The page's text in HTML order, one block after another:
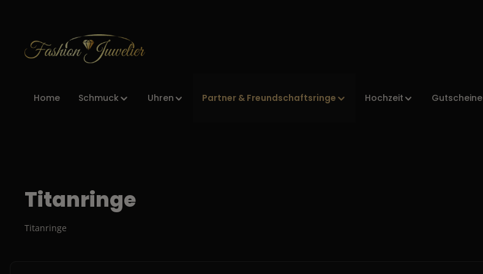
Home Schmuck Uhren Hochzeit Gutscheine
Titanringe
Titanringe